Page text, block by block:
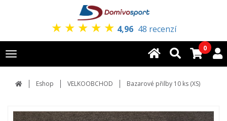
★ ★ ★ ★ ★ 4,96 48 recenzí
Toggle
navigation
0
Eshop VELKOOBCHOD Bazarové přilby 10 ks (XS)